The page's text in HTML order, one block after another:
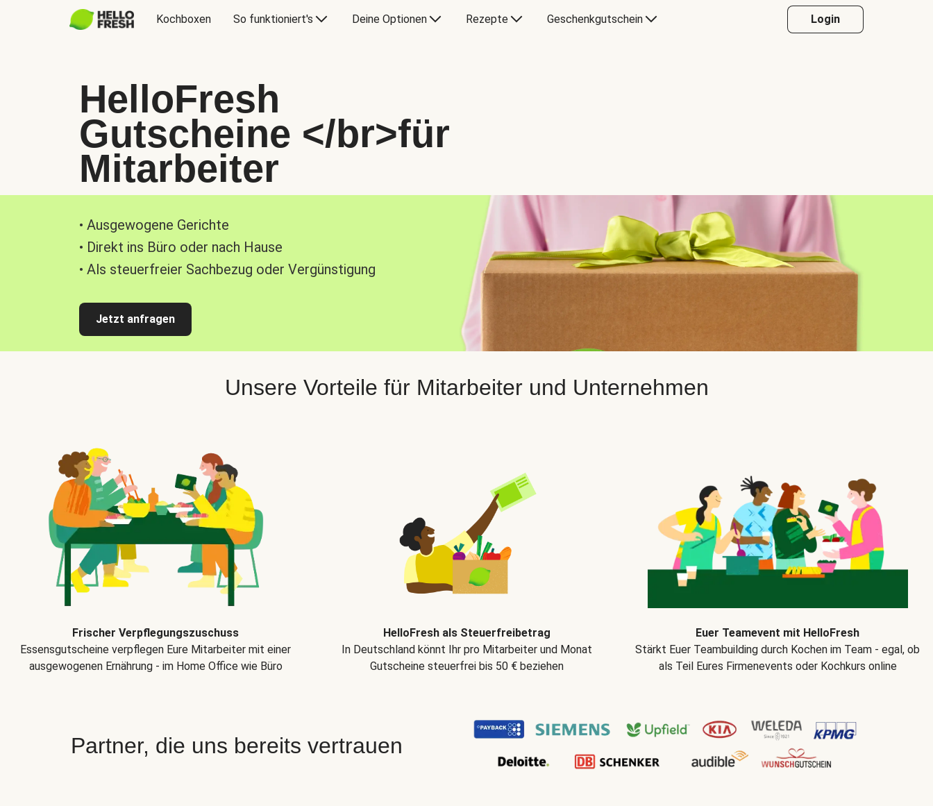
Kochboxen So funktioniert's Deine Optionen Rezepte Geschenkgutschein Login
HelloFresh
Gutscheine </br>für
Mitarbeiter
• Ausgewogene Gerichte
• Direkt ins Büro oder nach Hause
• Als steuerfreier Sachbezug oder Vergünstigung
Jetzt anfragen
Unsere Vorteile für Mitarbeiter und Unternehmen
Frischer Verpflegungszuschuss
Essensgutscheine verpflegen Eure Mitarbeiter mit einer
ausgewogenen Ernährung - im Home Office wie Büro
HelloFresh als Steuerfreibetrag
In Deutschland könnt Ihr pro Mitarbeiter und Monat
Gutscheine steuerfrei bis 50 € beziehen
Euer Teamevent mit HelloFresh
Stärkt Euer Teambuilding durch Kochen im Team - egal, ob
als Teil Eures Firmenevents oder Kochkurs online
Partner, die uns bereits vertrauen